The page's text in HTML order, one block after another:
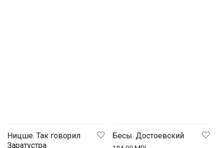
Ницше. Так говорил
Заратустра
Бесы. Достоевский